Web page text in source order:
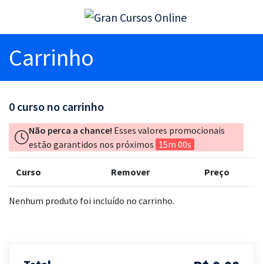
Carrinho
0 curso no carrinho
Não perca a chance! Esses valores promocionais
estão garantidos nos próximos 15m 00s
Curso Remover Preço
Nenhum produto foi incluído no carrinho.